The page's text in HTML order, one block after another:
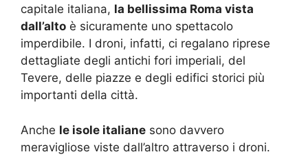
capitale italiana, la bellissima Roma vista
dall’alto è sicuramente uno spettacolo
imperdibile. I droni, infatti, ci regalano riprese
dettagliate degli antichi fori imperiali, del
Tevere, delle piazze e degli edifici storici più
importanti della città.
Anche le isole italiane sono davvero
meravigliose viste dall’altro attraverso i droni.